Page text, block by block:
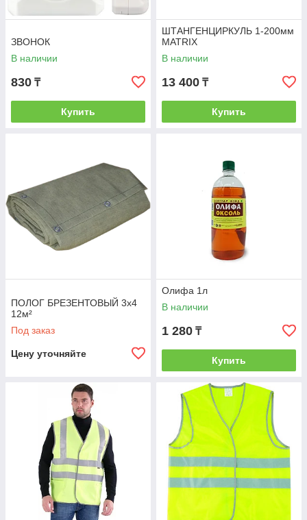
ЗВОНОК
В наличии
830 ₸
Купить
ШТАНГЕНЦИРКУЛЬ 1-200мм
MATRIX
В наличии
13 400 ₸
Купить
ПОЛОГ БРЕЗЕНТОВЫЙ 3х4
12м²
Под заказ
Цену уточняйте
Олифа 1л
В наличии
1 280 ₸
Купить